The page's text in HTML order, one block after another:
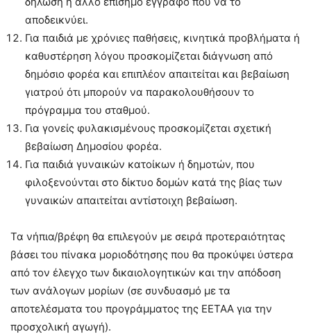
αποδεικνύει.
Για παιδιά με χρόνιες παθήσεις, κινητικά προβλήματα ή
καθυστέρηση λόγου προσκομίζεται διάγνωση από
δημόσιο φορέα και επιπλέον απαιτείται και βεβαίωση
γιατρού ότι μπορούν να παρακολουθήσουν το
πρόγραμμα του σταθμού.
Για γονείς φυλακισμένους προσκομίζεται σχετική
βεβαίωση Δημοσίου φορέα.
Για παιδιά γυναικών κατοίκων ή δημοτών, που
φιλοξενούνται στο δίκτυο δομών κατά της βίας των
γυναικών απαιτείται αντίστοιχη βεβαίωση.
Τα νήπια/βρέφη θα επιλεγούν με σειρά προτεραιότητας
βάσει του πίνακα μοριοδότησης που θα προκύψει ύστερα
από τον έλεγχο των δικαιολογητικών και την απόδοση
των ανάλογων μορίων (σε συνδυασμό με τα
αποτελέσματα του προγράμματος της ΕΕΤΑΑ για την
προσχολική αγωγή).